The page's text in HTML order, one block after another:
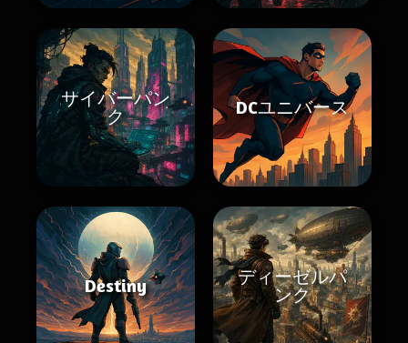
サイバーパン
ク
DCユニバース
Destiny
ディーゼルパ
ンク